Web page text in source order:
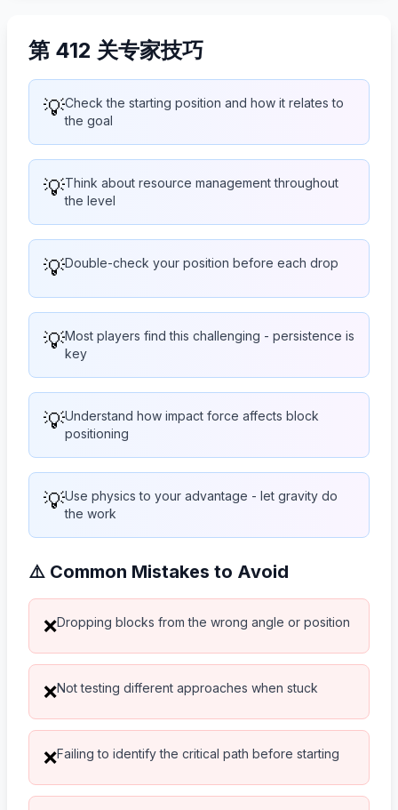
第 412 关专家技巧
💡Check the starting position and how it relates to
the goal
💡Think about resource management throughout
the level
💡Double-check your position before each drop
💡Most players find this challenging - persistence is
key
💡Understand how impact force affects block
positioning
💡Use physics to your advantage - let gravity do
the work
⚠️ Common Mistakes to Avoid
❌Dropping blocks from the wrong angle or position
❌Not testing different approaches when stuck
❌Failing to identify the critical path before starting